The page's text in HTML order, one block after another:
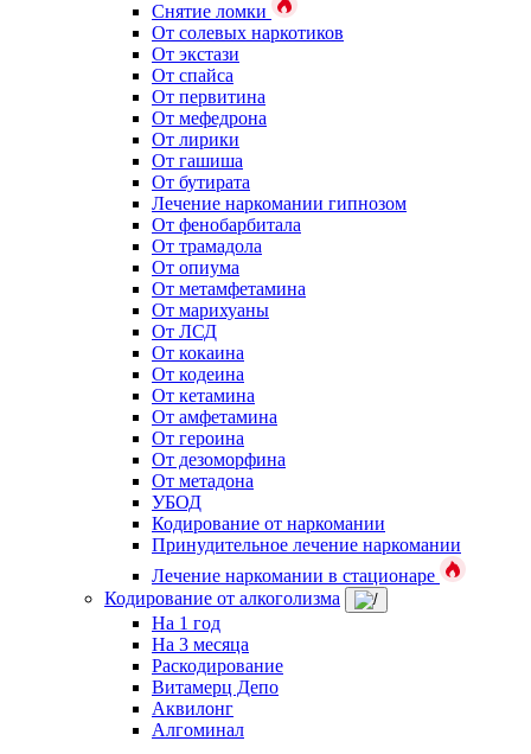
Снятие ломки
От солевых наркотиков
От экстази
От спайса
От первитина
От мефедрона
От лирики
От гашиша
От бутирата
Лечение наркомании гипнозом
От фенобарбитала
От трамадола
От опиума
От метамфетамина
От марихуаны
От ЛСД
От кокаина
От кодеина
От кетамина
От амфетамина
От героина
От дезоморфина
От метадона
УБОД
Кодирование от наркомании
Принудительное лечение наркомании
Лечение наркомании в стационаре
Кодирование от алкоголизма
На 1 год
На 3 месяца
Раскодирование
Витамерц Депо
Аквилонг
Алгоминал